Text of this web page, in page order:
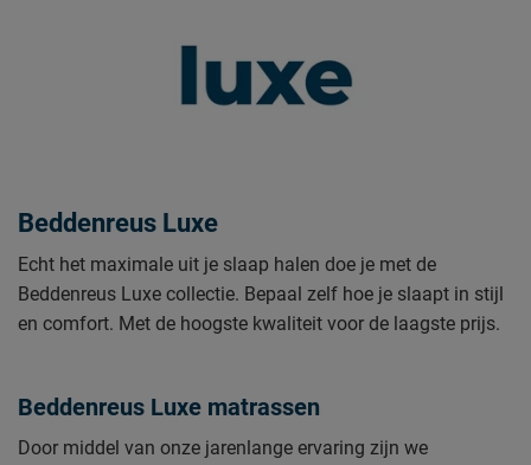
Beddenreus Luxe
Echt het maximale uit je slaap halen doe je met de
Beddenreus Luxe collectie. Bepaal zelf hoe je slaapt in stijl
en comfort. Met de hoogste kwaliteit voor de laagste prijs.
Beddenreus Luxe matrassen
Door middel van onze jarenlange ervaring zijn we